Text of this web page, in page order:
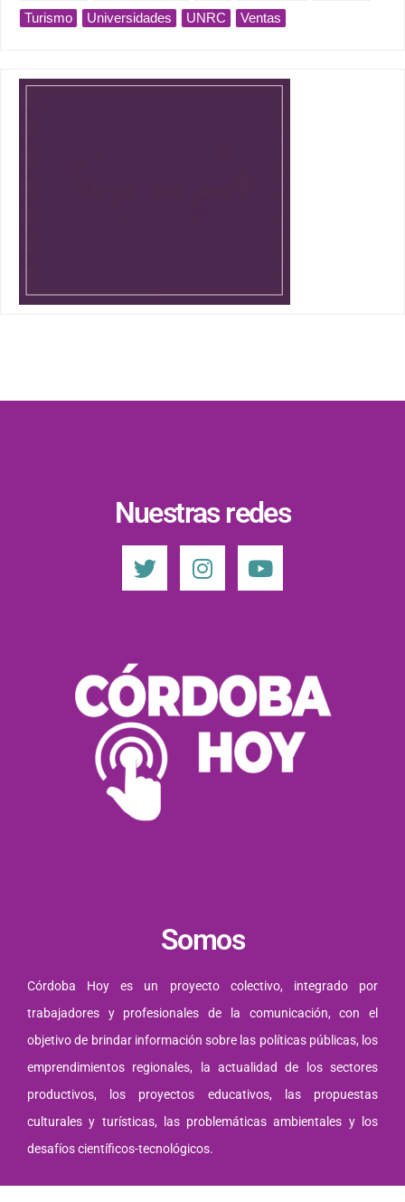
Turismo
Universidades UNRC Ventas
Nuestras redes
Somos
Córdoba Hoy es un proyecto colectivo, integrado por
trabajadores y profesionales de la comunicación, con el
objetivo de brindar información sobre las políticas públicas, los
emprendimientos regionales, la actualidad de los sectores
productivos, los proyectos educativos, las propuestas
culturales y turísticas, las problemáticas ambientales y los
desafíos científicos-tecnológicos.